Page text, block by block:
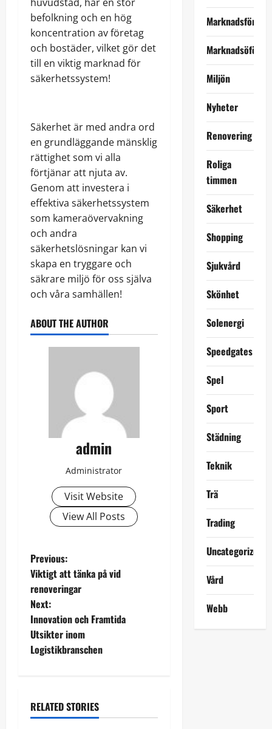
befolkning och en hög
koncentration av företag
och bostäder, vilket gör det
till en viktig marknad för
säkerhetssystem!
Säkerhet är med andra ord
en grundläggande mänsklig
rättighet som vi alla
förtjänar att njuta av.
Genom att investera i
effektiva säkerhetssystem
som kameraövervakning
och andra
säkerhetslösningar kan vi
skapa en tryggare och
säkrare miljö för oss själva
och våra samhällen!
ABOUT THE AUTHOR
admin
Administrator
Visit Website
View All Posts
P
o
s
t
v
Previous:
Viktigt att tänka på vid
renoveringar
Next:
Innovation och Framtida
Utsikter inom
Logistikbranschen
RELATED STORIES
Uncategorized
Marknadsföring
Marknadsöföring
Miljön
Nyheter
Renovering
Roliga
timmen
Säkerhet
Shopping
Sjukvård
Skönhet
Solenergi
Speedgates
Spel
Sport
Städning
Teknik
Trä
Trading
Uncategorized
Vård
Webb